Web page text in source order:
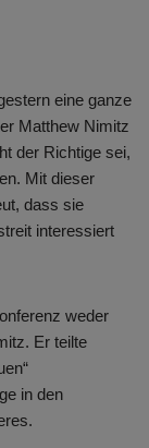
eine ganze
Matthew Nimitz
der Richtige sei,
Mit dieser
dass sie
interessiert
weder
Er teilte
in den